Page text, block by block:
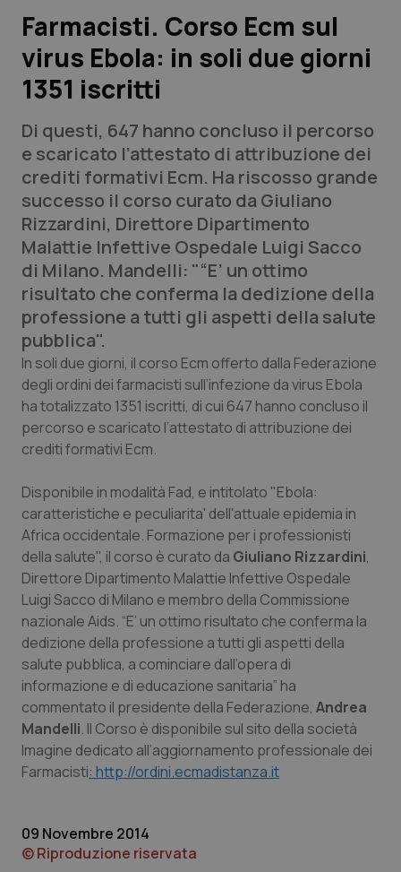
Lavoro e Professioni
Scienza e Farmaci
Studi e Analisi
Lettere al direttore
Edizioni Regionali
QS Pro
Professionisti Sanitari.AI
Abruzzo
Basilicata
Calabria
Emilia-Romagna
Friuli Venezia Giulia
Lazio
Liguria
Lombardia
Marche
Piemonte
QS Pro Gold
Artrite & artrosi
Asma & BPCO
Colesterolo & coronaropatie
Dermatite Atopica
Diabete & glucometri
Disturbi dell’umore
Dolore
Donna & Salute
HIV
QS Club Newsletter
Farmacisti. Corso Ecm sul
virus Ebola: in soli due giorni
1351 iscritti
Di questi, 647 hanno concluso il percorso
e scaricato l’attestato di attribuzione dei
crediti formativi Ecm. Ha riscosso grande
successo il corso curato da Giuliano
Rizzardini, Direttore Dipartimento
Malattie Infettive Ospedale Luigi Sacco
di Milano. Mandelli: "“E’ un ottimo
risultato che conferma la dedizione della
professione a tutti gli aspetti della salute
pubblica".
In soli due giorni, il corso Ecm offerto dalla Federazione
degli ordini dei farmacisti sull’infezione da virus Ebola
ha totalizzato 1351 iscritti, di cui 647 hanno concluso il
percorso e scaricato l’attestato di attribuzione dei
crediti formativi Ecm.
Disponibile in modalità Fad, e intitolato "Ebola:
caratteristiche e peculiarita' dell'attuale epidemia in
Africa occidentale. Formazione per i professionisti
della salute", il corso è curato da Giuliano Rizzardini,
Direttore Dipartimento Malattie Infettive Ospedale
Luigi Sacco di Milano e membro della Commissione
nazionale Aids. “E’ un ottimo risultato che conferma la
dedizione della professione a tutti gli aspetti della
salute pubblica, a cominciare dall’opera di
informazione e di educazione sanitaria” ha
commentato il presidente della Federazione, Andrea
Mandelli. Il Corso è disponibile sul sito della società
Imagine dedicato all’aggiornamento professionale dei
Farmacisti: http://ordini.ecmadistanza.it
09 Novembre 2014
© Riproduzione riservata